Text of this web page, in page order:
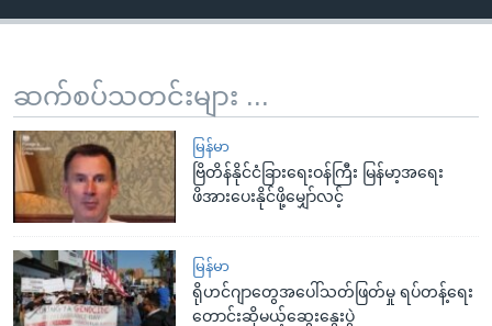
ဆက်စပ်သတင်းများ ...
မြန်မာ
ဗြိတိန်နိုင်ငံခြားရေးဝန်ကြီး မြန်မာ့အရေး
ဖိအားပေးနိုင်ဖို့မျှော်လင့်
မြန်မာ
ရိုဟင်ဂျာတွေအပေါ်သတ်ဖြတ်မှု ရပ်တန့်ရေး
တောင်းဆိုမယ့်ဆွေးနွေးပွဲ